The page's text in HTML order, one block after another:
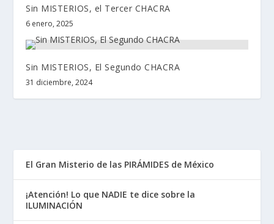
Sin MISTERIOS, el Tercer CHACRA
6 enero, 2025
Sin MISTERIOS, El Segundo CHACRA
31 diciembre, 2024
El Gran Misterio de las PIRÁMIDES de México
¡Atención! Lo que NADIE te dice sobre la
ILUMINACIÓN